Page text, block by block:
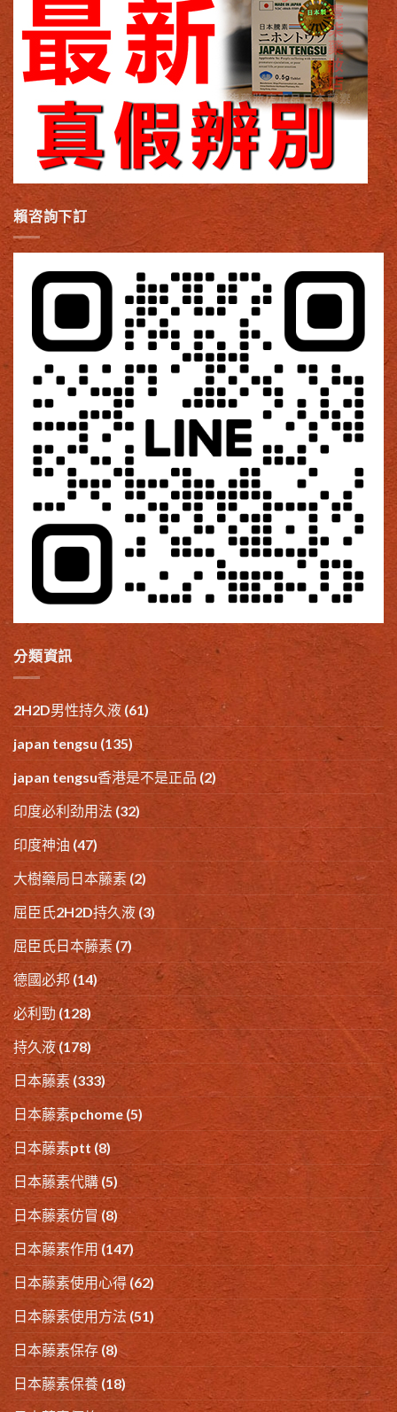
賴咨詢下訂
分類資訊
2H2D男性持久液 (61)
japan tengsu (135)
japan tengsu香港是不是正品 (2)
印度必利劲用法 (32)
印度神油 (47)
大樹藥局日本藤素 (2)
屈臣氏2H2D持久液 (3)
屈臣氏日本藤素 (7)
德國必邦 (14)
必利勁(128)
持久液(178)
日本藤素(333)
日本藤素pchome (5)
日本藤素ptt (8)
日本藤素代購 (5)
日本藤素仿冒(8)
日本藤素作用(147)
日本藤素使用心得 (62)
日本藤素使用方法 (51)
日本藤素保存(8)
日本藤素保養 (18)